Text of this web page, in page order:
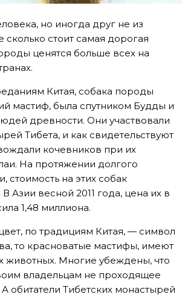
но иногда друг не из
стоит самая дорогая
ценятся больше всех на
Китая, собака породы
мастиф, была спутником Будды и
древности. Они участвовали
Тибета, и как свидетельствуют
кочевников при их
На протяжении долгого
стоимость на этих собак
Азии весной 2011 года, цена их в
1,48 миллиона.
по традициям Китая, — символ
то красноватые мастифы, имеют
животных. Многие убеждены, что
владельцам не проходящее
А обитатели Тибетских монастырей